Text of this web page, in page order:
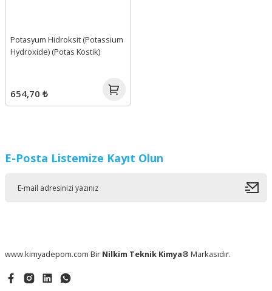
Potasyum Hidroksit (Potassium
Hydroxide) (Potas Kostik)
654,70 ₺
E-Posta Listemize Kayıt Olun
www.kimyadepom.com Bir Nilkim Teknik Kimya® Markasıdır.